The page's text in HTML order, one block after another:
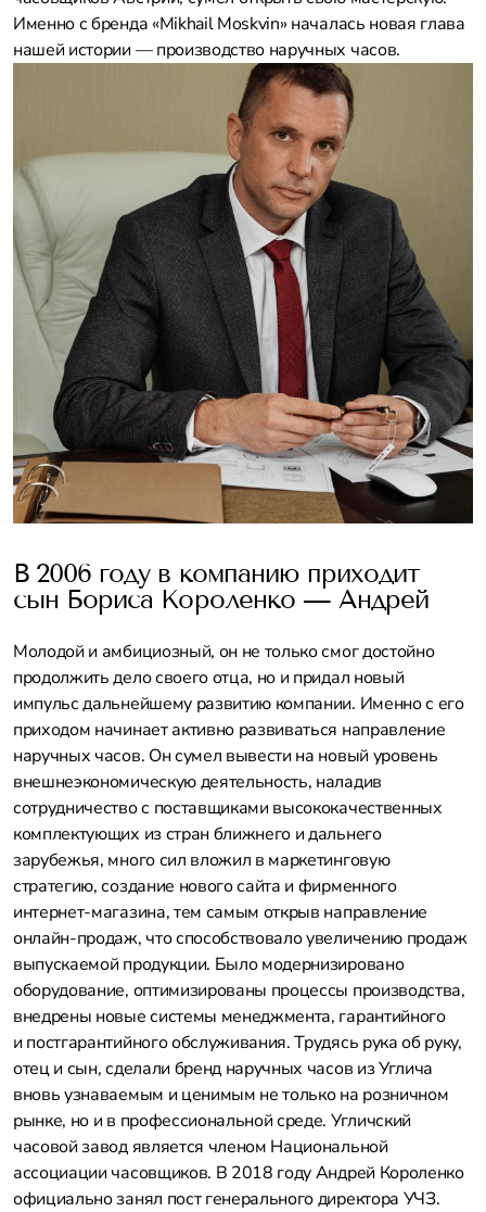
Именно с бренда «Mikhail Moskvin» началась новая глава
нашей истории — производство наручных часов.
В 2006 году в компанию приходит
сын Бориса Короленко — Андрей
Молодой и амбициозный, он не только смог достойно
продолжить дело своего отца, но и придал новый
импульс дальнейшему развитию компании. Именно с его
приходом начинает активно развиваться направление
наручных часов. Он сумел вывести на новый уровень
внешнеэкономическую деятельность, наладив
сотрудничество с поставщиками высококачественных
комплектующих из стран ближнего и дальнего
зарубежья, много сил вложил в маркетинговую
стратегию, создание нового сайта и фирменного
интернет-магазина, тем самым открыв направление
онлайн-продаж, что способствовало увеличению продаж
выпускаемой продукции. Было модернизировано
оборудование, оптимизированы процессы производства,
внедрены новые системы менеджмента, гарантийного
и постгарантийного обслуживания. Трудясь рука об руку,
отец и сын, сделали бренд наручных часов из Углича
вновь узнаваемым и ценимым не только на розничном
рынке, но и в профессиональной среде. Угличский
часовой завод является членом Национальной
ассоциации часовщиков. В 2018 году Андрей Короленко
официально занял пост генерального директора УЧЗ.